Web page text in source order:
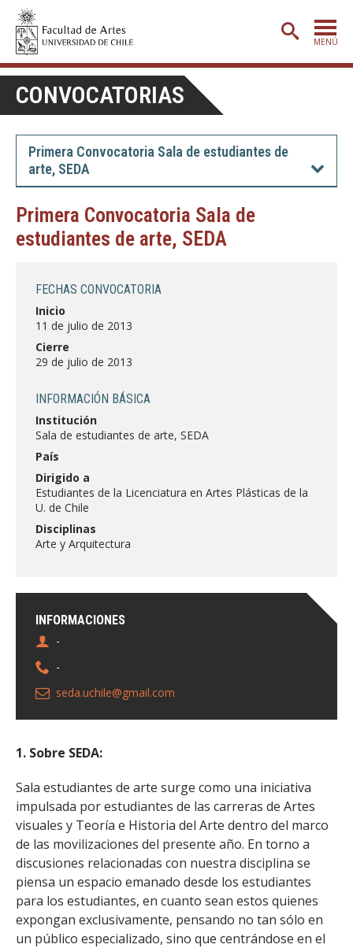
MENÚ
PORTADA
ADMISIÓN
ETAPA BÁSICA
POSTGRADO
EXTENSIÓN
BIBLIOTECA
DEPARTAMENTOS
Estudiantes
Académicas/os
CONVOCATORIAS
Primera Convocatoria Sala de estudiantes de
arte, SEDA
Primera Convocatoria Sala de
estudiantes de arte, SEDA
INFORMACIONES
-
-
seda.uchile@gmail.com
FECHAS CONVOCATORIA
Inicio
11 de julio de 2013
Cierre
29 de julio de 2013
INFORMACIÓN BÁSICA
Institución
Sala de estudiantes de arte, SEDA
País
Dirigido a
Estudiantes de la Licenciatura en Artes Plásticas de la
U. de Chile
Disciplinas
Arte y Arquitectura
1. Sobre SEDA:
Sala estudiantes de arte surge como una iniciativa
impulsada por estudiantes de las carreras de Artes
visuales y Teoría e Historia del Arte dentro del marco
de las movilizaciones del presente año. En torno a
discusiones relacionadas con nuestra disciplina se
piensa un espacio emanado desde los estudiantes
para los estudiantes, en cuanto sean estos quienes
expongan exclusivamente, pensando no tan sólo en
un público especializado, sino que centrándose en el